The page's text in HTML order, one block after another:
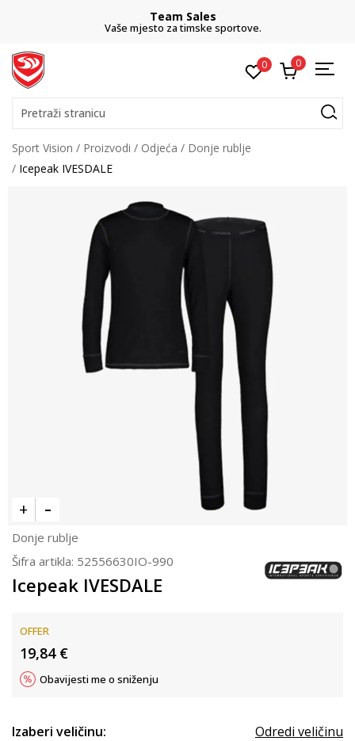
Team Sales
Vaše mjesto za timske sportove.
0 0
Pretraži stranicu
Sport Vision Proizvodi Odjeća
Donje rublje
Icepeak IVESDALE
Donje rublje
Šifra artikla: 52556630IO-990
Icepeak IVESDALE
OFFER
19,84 €
Obavijesti me o sniženju
Izaberi veličinu: Odredi veličinu